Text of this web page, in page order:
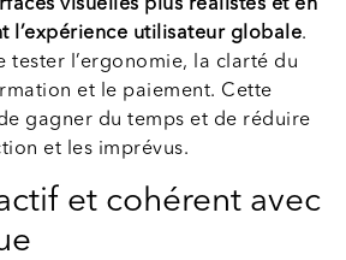
visuelles plus réalistes et en
l’expérience utilisateur globale.
tester l’ergonomie, la clarté du
et le paiement. Cette
gagner du temps et de réduire
et les imprévus.
et cohérent avec